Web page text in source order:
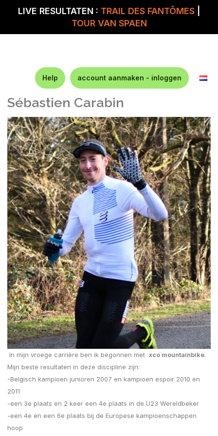
LIVE RESULTATEN : TRAIL DES FANTÔMES
TOUR VAN SPAEN
Help account aanmaken - inloggen
Sébastien Carabin
In mijn vroege carrière ben ik begonnen met xco mountainbike.
Mijn beste resultaten in deze discipline zijn:
-Belgisch kampioen junioren 2007 en kampioen espoir 2010 en
2011
-een 3e plaats en 2 keer een 4e plaats in de U23 Wereldbeker
-een 4e en een 6e plaats bij de Europese kampioenschappen
hoop